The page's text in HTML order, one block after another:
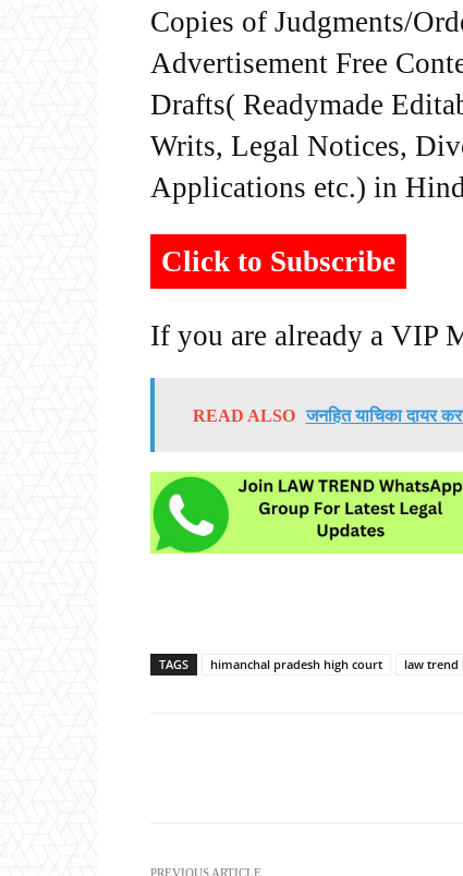
Copies of Judgments/
Advertisement Free
Drafts( Readymade
Writs, Legal Notices,
Applications etc.) in
Click to Subscribe
If you are already a VIP
READ ALSO जनहित याचिका दायर
TAGS himanchal pradesh high court law trend
PREVIOUS ARTICLE